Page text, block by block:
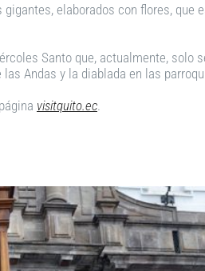
elaborados con flores, que
Santo que, actualmente, solo
Andas y la diablada en las
visitquito.ec.